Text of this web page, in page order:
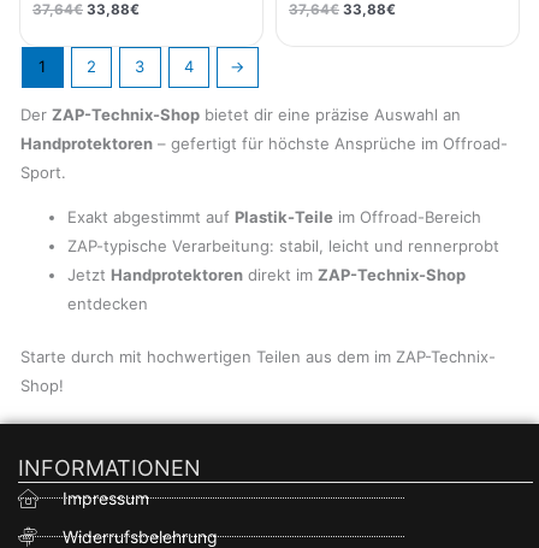
37,64€ 33,88€ 37,64€ 33,88€
1 2 3 4 →
Der ZAP-Technix-Shop bietet dir eine präzise Auswahl an
Handprotektoren – gefertigt für höchste Ansprüche im Offroad-
Sport.
Exakt abgestimmt auf Plastik-Teile im Offroad-Bereich
ZAP-typische Verarbeitung: stabil, leicht und rennerprobt
Jetzt Handprotektoren direkt im ZAP-Technix-Shop
entdecken
Starte durch mit hochwertigen Teilen aus dem im ZAP-Technix-
Shop!
INFORMATIONEN
Impressum
Widerrufsbelehrung